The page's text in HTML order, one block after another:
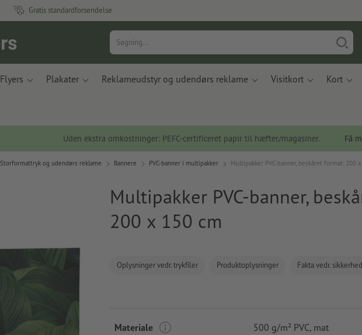
Gratis standardforsendelse
Flyers Plakater Reklameudstyr og udendørs reklame Visitkort Kort
Uden ekstra omkostninger: PEFC-certificeret papir til hæfter/magasiner. Få
Storformattryk og udendørs reklame Bannere PVC-banner i multipakker Multipakker PVC-banner, beskåret format: 200
Multipakker PVC-banner,
200 x 150 cm
Oplysninger vedr. trykfiler Produktoplysninger Fakta vedr.
Materiale 500 g/m² PVC, mat